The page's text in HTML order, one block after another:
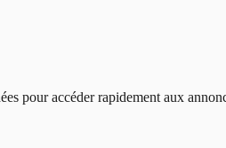
pour accéder rapidement aux